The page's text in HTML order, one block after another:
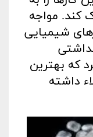
کند. مواجه
شیمیایی
که بهترین
داشته